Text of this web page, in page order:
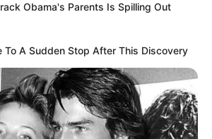
Obama's Parents Is Spilling Out
To A Sudden Stop After This Discovery